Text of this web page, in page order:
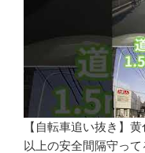
【自転車追い抜き】
以上の安全間隔守っ